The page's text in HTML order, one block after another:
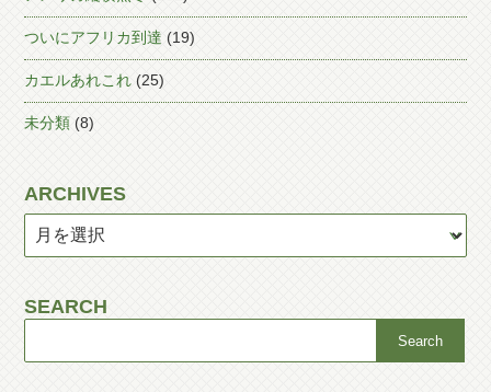
ついにアフリカ到達 (19)
カエルあれこれ (25)
未分類 (8)
ARCHIVES
SEARCH